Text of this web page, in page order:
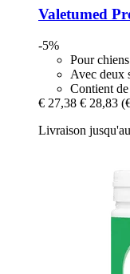
Valetumed
-5%
Pour
Avec deux
Contient
€ 27,38 € 28,83
Livraison